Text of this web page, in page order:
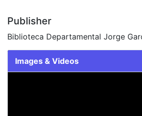
Publisher
Biblioteca Departamental Jorge
Images & Videos